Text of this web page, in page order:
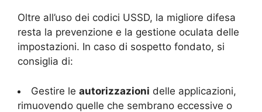
Oltre all’uso dei codici USSD, la migliore difesa
resta la prevenzione e la gestione oculata delle
impostazioni. In caso di sospetto fondato, si
consiglia di:
Gestire le autorizzazioni delle applicazioni,
rimuovendo quelle che sembrano eccessive o